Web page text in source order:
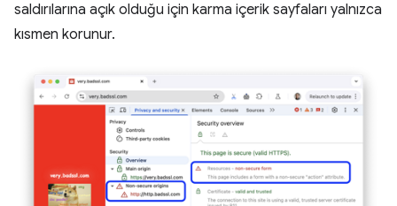
saldırılarına açık olduğu için karma içerik sayfaları yalnızca
kısmen korunur.